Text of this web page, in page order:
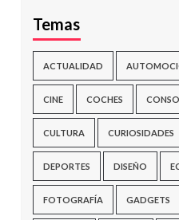
Temas
ACTUALIDAD
CINE COCHES
CULTURA CURIOSIDADES
DEPORTES DISEÑO
FOTOGRAFÍA GADGETS